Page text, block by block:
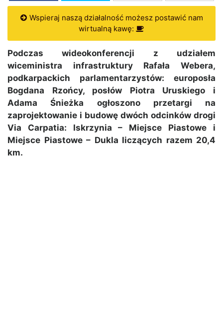
Wspieraj naszą działalność możesz postawić nam
wirtualną kawę:
Podczas wideokonferencji z udziałem
wiceministra infrastruktury Rafała Webera,
podkarpackich parlamentarzystów: europosła
Bogdana Rzońcy, posłów Piotra Uruskiego i
Adama Śnieżka ogłoszono przetargi na
zaprojektowanie i budowę dwóch odcinków drogi
Via Carpatia: Iskrzynia – Miejsce Piastowe i
Miejsce Piastowe – Dukla liczących razem 20,4
km.